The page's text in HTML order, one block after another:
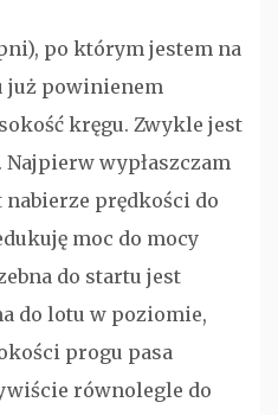
po którym jestem na
już powinienem
kręgu. Zwykle jest
wypłaszczam
prędkości do
moc do mocy
do startu jest
do lotu w poziomie,
progu pasa
równolegle do